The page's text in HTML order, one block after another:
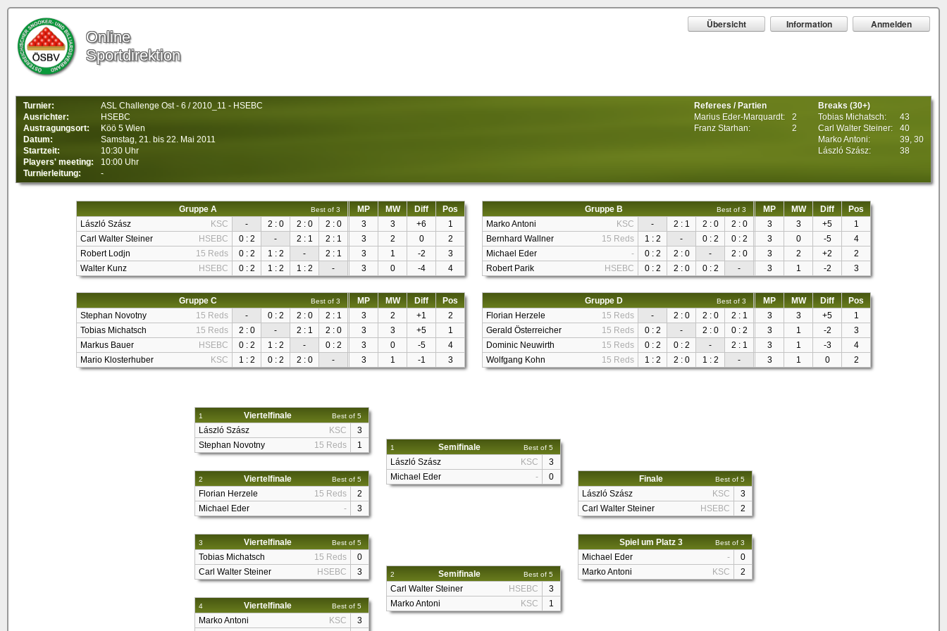
Online
Sportdirektion
Übersicht Information Anmelden
Turnier:
ASL Challenge Ost - 6 / 2010_11 - HSEBC
Ausrichter:
HSEBC
Austragungsort:
Köö 5 Wien
Datum:
Samstag, 21. bis 22. Mai 2011
Startzeit:
10:30 Uhr
Players' meeting:
10:00 Uhr
Turnierleitung:
-
Referees / Partien
Marius Eder-Marquardt:
2
Franz Starhan:
2
Breaks (30+)
Tobias Michatsch:
43
Carl Walter Steiner:
40
Marko Antoni:
39, 30
László Szász:
38
Gruppe A Best of 3 MP MW Diff
Pos
László Szász
KSC - 2 : 0 2 : 0 2 : 0 3 3 +6
1
Carl Walter Steiner
HSEBC 0 : 2 - 2 : 1 2 : 1 3 2 0
2
Robert Lodjn
15 Reds 0 : 2 1 : 2 - 2 : 1 3 1 -2
3
Walter Kunz
HSEBC 0 : 2 1 : 2 1 : 2 - 3 0 -4 4
Gruppe B Best of 3 MP MW Diff
Pos
Marko Antoni
KSC - 2 : 1 2 : 0 2 : 0 3 3 +5
1
Bernhard Wallner
15 Reds 1 : 2 - 0 : 2 0 : 2 3 0 -5
4
Michael Eder
- 0 : 2 2 : 0 - 2 : 0 3 2 +2
2
Robert Parik
HSEBC 0 : 2 2 : 0 0 : 2 - 3 1 -2 3
Gruppe C Best of 3 MP MW Diff
Pos
Stephan Novotny
15 Reds - 0 : 2 2 : 0 2 : 1 3 2 +1
2
Tobias Michatsch
15 Reds 2 : 0 - 2 : 1 2 : 0 3 3 +5
1
Markus Bauer
HSEBC 0 : 2 1 : 2 - 0 : 2 3 0 -5
4
Mario Klosterhuber
KSC 1 : 2 0 : 2 2 : 0 - 3 1 -1 3
Gruppe D Best of 3 MP MW Diff
Pos
Florian Herzele
15 Reds - 2 : 0 2 : 0 2 : 1 3 3 +5
1
Gerald Österreicher
15 Reds 0 : 2 - 2 : 0 0 : 2 3 1 -2
3
Dominic Neuwirth
15 Reds 0 : 2 0 : 2 - 2 : 1 3 1 -3
4
Wolfgang Kohn
15 Reds 1 : 2 2 : 0 1 : 2 - 3 1 0 2
1 Viertelfinale Best of 5
László Szász KSC
3
Stephan Novotny
15 Reds 1
2 Viertelfinale Best of 5
Florian Herzele 15 Reds
2
Michael Eder
- 3
3 Viertelfinale Best of 5
Tobias Michatsch 15 Reds
0
Carl Walter Steiner
HSEBC 3
4 Viertelfinale Best of 5
Marko Antoni KSC
3
1 Semifinale Best of 5
László Szász KSC
3
Michael Eder
- 0
2 Semifinale Best of 5
Carl Walter Steiner HSEBC
3
Marko Antoni
KSC 1
Finale Best of 5
László Szász KSC
3
Carl Walter Steiner
HSEBC 2
Spiel um Platz 3 Best of 3
Michael Eder -
0
Marko Antoni
KSC 2